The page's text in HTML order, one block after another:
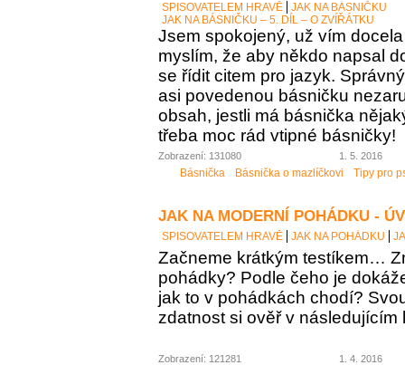
SPISOVATELEM HRAVĚ
JAK NA BÁSNIČKU
JAK NA BÁSNIČKU – 5. DÍL – O ZVÍŘÁTKU
Jsem spokojený, už vím
myslím, že aby někdo napsal
se řídit citem pro jazyk.
asi povedenou básničku
obsah, jestli má básnička
třeba moc rád vtipné básničky!
Zobrazení: 131080 1. 5. 2016
Básnička Básnička o mazlíčkovi Tipy pro
JAK NA MODERNÍ POHÁDKU -
SPISOVATELEM HRAVĚ JAK NA POHÁDKU
Začneme krátkým testíkem…
pohádky? Podle čeho je
jak to v pohádkách chodí?
zdatnost si ověř v následujícím
Zobrazení: 121281 1. 4. 2016